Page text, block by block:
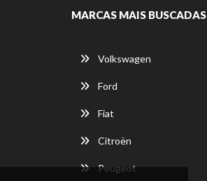
MARCAS MAIS BUSCADAS
Volkswagen
Ford
Fiat
Citroën
Peugeot